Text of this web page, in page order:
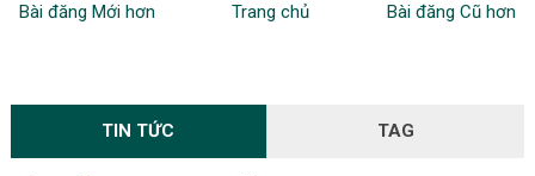
Bài đăng Mới hơn Trang chủ Bài đăng Cũ hơn
TIN TỨC TAG